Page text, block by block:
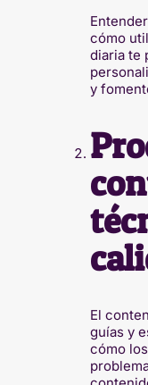
cómo
diaria te
y
El
guías y
cómo